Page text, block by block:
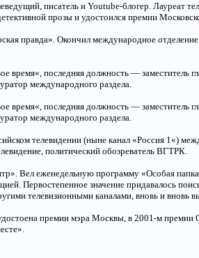
писатель и Youtube-блогер.
прозы и удостоился премии
правда». Окончил международное
время«, последняя должность — заместитель
международного раздела.
время«, последняя должность — заместитель
международного раздела.
телевидении (ныне канал «Россия 1«)
политический обозреватель ВГТРК.
Вел еженедельную программу «Особая
Первостепенное значение придавалось
телевизионными каналами, вновь и вновь
премии мэра Москвы, в 2001-м премии